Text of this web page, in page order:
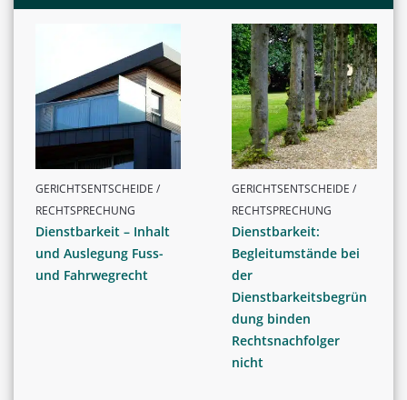
GERICHTSENTSCHEIDE /
RECHTSPRECHUNG
Dienstbarkeit – Inhalt
und Auslegung Fuss-
und Fahrwegrecht
GERICHTSENTSCHEIDE /
RECHTSPRECHUNG
Dienstbarkeit:
Begleitumstände bei
der
Dienstbarkeitsbegrün
dung binden
Rechtsnachfolger
nicht